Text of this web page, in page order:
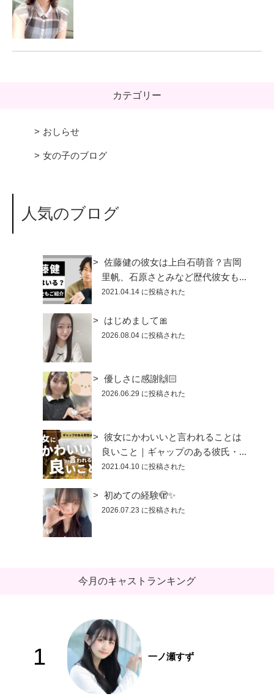
カテゴリー
おしらせ
女の子のブログ
人気のブログ
佐藤健の彼女は上白石萌音？吉岡
里帆、石原さとみなど歴代彼女も...
2021.04.14 に投稿された
はじめまして🎀
2026.08.04 に投稿された
優しさに感謝🙌🏻
2026.06.29 に投稿された
彼女にかわいいと言われることは
良いこと｜ギャップのある彼氏・...
2021.04.10 に投稿された
初めての経験🫣✨
2026.07.23 に投稿された
今月のキャストランキング
1 一ノ瀬すず